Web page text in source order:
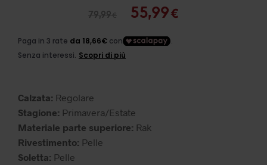
79,99€
Il
originale
55,99€
Calzata: Regolare
Stagione: Primavera/Estate
Materiale parte superiore: Rak
Rivestimento: Pelle
Soletta: Pelle